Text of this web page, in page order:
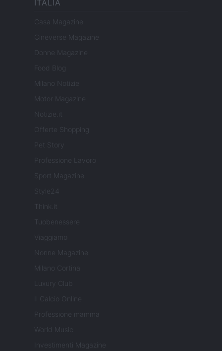
ITALIA
Casa Magazine
Cineverse Magazine
Donne Magazine
Food Blog
Milano Notizie
Motor Magazine
Notizie.it
Offerte Shopping
Pet Story
Professione Lavoro
Sport Magazine
Style24
Think.it
Tuobenessere
Viaggiamo
Nonne Magazine
Milano Cortina
Luxury Club
Il Calcio Online
Professione mamma
World Music
Investimenti Magazine